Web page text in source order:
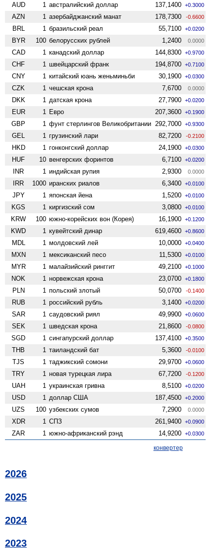
AUD 1 австралийский доллар 137,1400 +0.3000
AZN 1 азербайджанский манат 178,7300 -0.6600
BRL 1 бразильский реал 55,7100 +0.0200
BYR 100 белорусских рублей 1,2400 0.0000
CAD 1 канадский доллар 144,8300 +0.9700
CHF 1 швейцарский франк 194,8700 +0.7100
CNY 1 китайский юань женьминьби 30,1900 +0.0300
CZK 1 чешская крона 7,6700 0.0000
DKK 1 датская крона 27,7900 +0.0200
EUR 1 Евро 207,3600 +0.1900
GBP 1 фунт стерлингов Велико­британии 292,7000 +0.9300
GEL 1 грузинский лари 82,7200 -0.2100
HKD 1 гонконгский доллар 24,1900 +0.0300
HUF 10 венгерских форинтов 6,7100 +0.0200
INR 1 индийская рупия 2,9300 0.0000
IRR 1000 иранских риалов 6,3400 +0.0100
JPY 1 японская йена 1,5200 +0.0100
KGS 1 киргизский сом 3,0800 +0.0100
KRW 100 южно-корейских вон (Корея) 16,1900 +0.1200
KWD 1 кувейтский динар 619,4600 +0.8600
MDL 1 молдовский лей 10,0000 +0.0400
MXN 1 мексиканский песо 11,5300 +0.0100
MYR 1 малайзийский ринггит 49,2100 +0.1000
NOK 1 норвежская крона 23,0700 +0.1800
PLN 1 польский злотый 50,0700 -0.1400
RUB 1 российский рубль 3,1400 +0.0200
SAR 1 саудовский риял 49,9900 +0.0600
SEK 1 шведская крона 21,8600 -0.0800
SGD 1 сингапурский доллар 137,4100 +0.3500
THB 1 таиландский бат 5,3600 -0.0100
TJS 1 таджикский сомони 29,9700 +0.0600
TRY 1 новая турецкая лира 67,7200 -0.1200
UAH 1 украинская гривна 8,5100 +0.0200
USD 1 доллар США 187,4500 +0.2000
UZS 100 узбекских сумов 7,2900 0.0000
XDR 1 СПЗ 261,9400 +0.0900
ZAR 1 южно-африканский рэнд 14,9200 +0.0300
конвертер
2026
2025
2024
2023